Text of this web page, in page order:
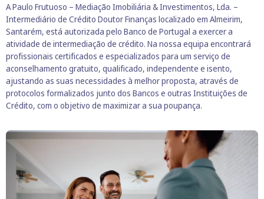
A Paulo Frutuoso – Mediação Imobiliária & Investimentos, Lda. –
Intermediário de Crédito Doutor Finanças localizado em Almeirim,
Santarém, está autorizada pelo Banco de Portugal a exercer a
atividade de intermediação de crédito. Na nossa equipa encontrará
profissionais certificados e especializados para um serviço de
aconselhamento gratuito, qualificado, independente e isento,
ajustando as suas necessidades à melhor proposta, através de
protocolos formalizados junto dos Bancos e outras Instituições de
Crédito, com o objetivo de maximizar a sua poupança.